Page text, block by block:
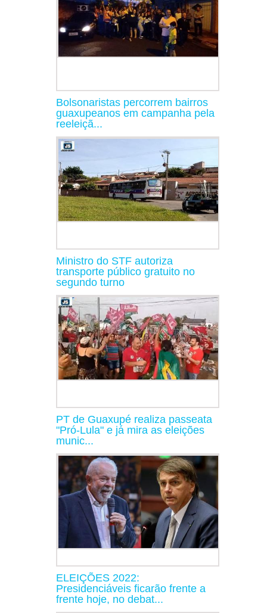
Bolsonaristas percorrem bairros
guaxupeanos em campanha pela
reeleiçã...
Ministro do STF autoriza
transporte público gratuito no
segundo turno
PT de Guaxupé realiza passeata
"Pró-Lula" e já mira as eleições
munic...
ELEIÇÕES 2022:
Presidenciáveis ficarão frente a
frente hoje, no debat...